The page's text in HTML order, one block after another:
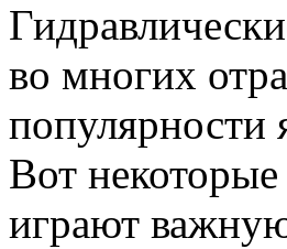
во многих
популярности
Вот некоторые
играют